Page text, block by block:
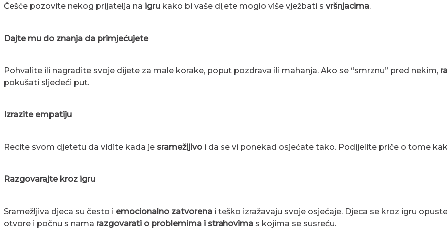
Češće pozovite nekog prijatelja na igru kako bi vaše dijete moglo više vježbati s vršnjacima.
Dajte mu do znanja da primjećujete
Pohvalite ili nagradite svoje dijete za male korake, poput pozdrava ili mahanja. Ako se “smrznu” pred nekim,
pokušati sljedeći put.
Izrazite empatiju
Recite svom djetetu da vidite kada je sramežljivo i da se vi ponekad osjećate tako. Podijelite priče o tome
Razgovarajte kroz igru
Sramežljiva djeca su često i emocionalno zatvorena i teško izražavaju svoje osjećaje. Djeca se kroz igru
otvore i počnu s nama razgovarati o problemima i strahovima s kojima se susreću.